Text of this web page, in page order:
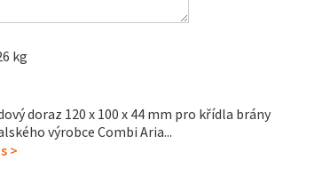
kg
doraz 120 x 100 x 44 mm pro křídla brány
výrobce Combi Aria...
>